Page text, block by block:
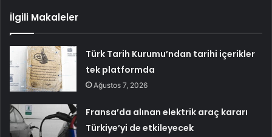
İlgili Makaleler
Türk Tarih Kurumu’ndan tarihi içerikler
tek platformda
Ağustos 7, 2026
Fransa’da alınan elektrik araç kararı
Türkiye’yi de etkileyecek